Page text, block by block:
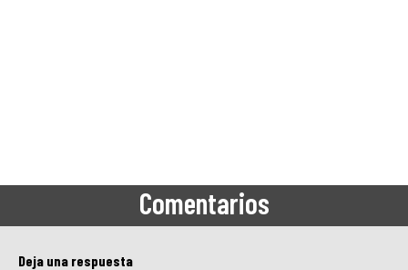
Comentarios
Deja una respuesta